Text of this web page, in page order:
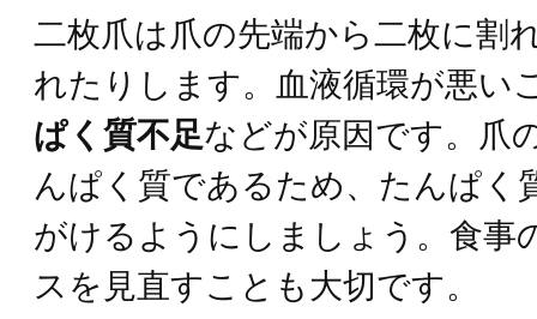
二枚爪は爪の先端から二枚に割
れたりします。血液循環が悪い
ぱく質不足などが原因です。爪
んぱく質であるため、たんぱく
がけるようにしましょう。食事
スを見直すことも大切です。